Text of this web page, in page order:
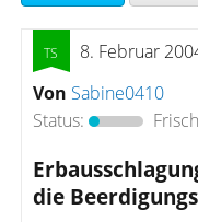
8. Februar
Von Sabine0410
Status:
die